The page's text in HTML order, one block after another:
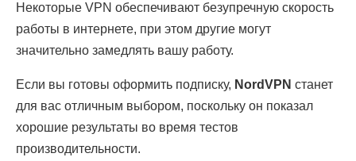
Некоторые VPN обеспечивают безупречную скорость
работы в интернете, при этом другие могут
значительно замедлять вашу работу.
Если вы готовы оформить подписку, NordVPN станет
для вас отличным выбором, поскольку он показал
хорошие результаты во время тестов
производительности.